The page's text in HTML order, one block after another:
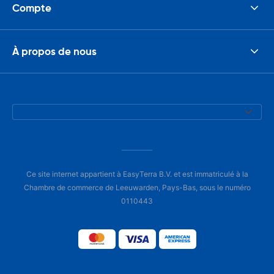
Compte
À propos de nous
Ce site internet appartient à EasyTerra B.V. et est immatriculé à la
Chambre de commerce de Leeuwarden, Pays-Bas, sous le numéro
0110443